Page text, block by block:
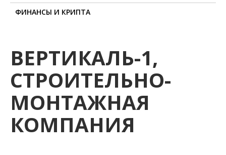
ФИНАНСЫ И КРИПТА
ВЕРТИКАЛЬ-1,
СТРОИТЕЛЬНО-
МОНТАЖНАЯ
КОМПАНИЯ